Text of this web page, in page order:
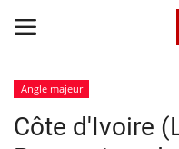
Accueil
Angle majeur
Côte d'Ivoire